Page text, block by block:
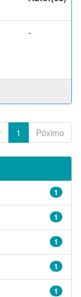
-
1 Póximo
1
1
1
1
1